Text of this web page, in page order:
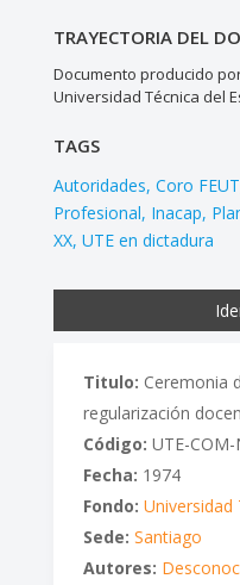
TRAYECTORIA DEL
Documento producido
Universidad Técnica del
TAGS
Autoridades Coro FEUT
Profesional Inacap
XX UTE en dictadura
Titulo: Ceremonia
regularización
Código: UTE-
Fecha: 1974
Fondo: Universidad
Sede: Santiago
Autores: